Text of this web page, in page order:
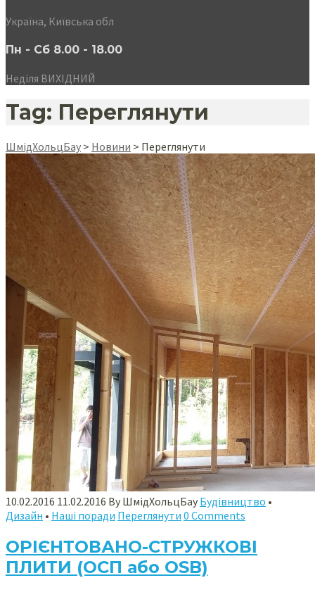
Україна, Київська обл
Пн - Сб 8.00 - 18.00
Неділя ВИХІДНИЙ
Tag: Переглянути
ШмідХольцБау > Новини > Переглянути
10.02.2016 11.02.2016 By ШмідХольцБау Будівництво •
Дизайн • Наші поради Переглянути 0 Comments
ОРІЄНТОВАНО-СТРУЖКОВІ
ПЛИТИ (ОСП або OSB)